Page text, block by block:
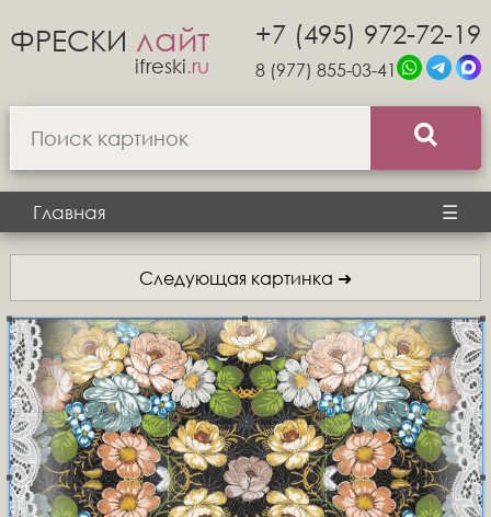
ФРЕСКИ лайт
ifreski.ru
+7 (495) 972-72-19
8 (977) 855-03-41
Главная ☰
Следующая картинка ➜